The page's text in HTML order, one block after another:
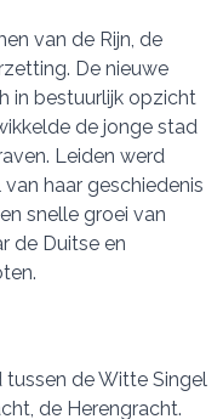
van de Rijn, de
De nieuwe
in bestuurlijk opzicht
de jonge stad
Leiden werd
haar geschiedenis
snelle groei van
de Duitse en
de Witte Singel
de Herengracht.